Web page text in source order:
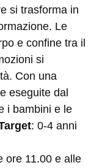
si trasforma in
Le
e confine tra il
si
Con una
eseguite dal
i bambini e le
: 0-4 anni
ore 11.00 e alle